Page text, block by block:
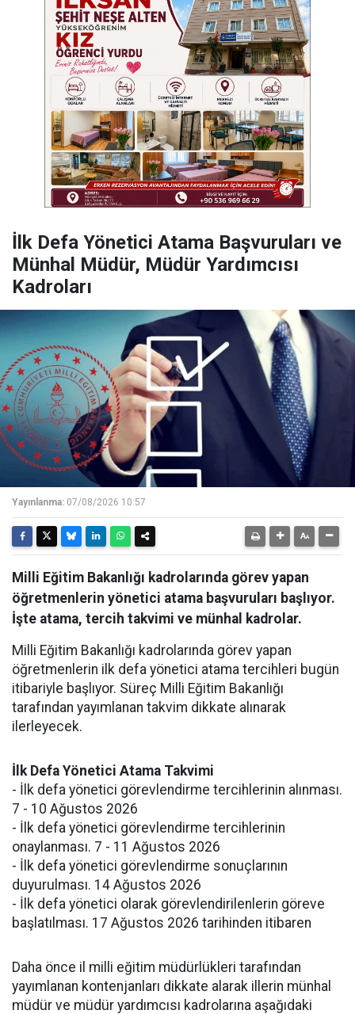
İlk Defa Yönetici Atama Başvuruları ve
Münhal Müdür, Müdür Yardımcısı
Kadroları
Yayınlanma: 07/08/2026 10:57
Milli Eğitim Bakanlığı kadrolarında görev yapan
öğretmenlerin yönetici atama başvuruları başlıyor.
İşte atama, tercih takvimi ve münhal kadrolar.
Milli Eğitim Bakanlığı kadrolarında görev yapan
öğretmenlerin ilk defa yönetici atama tercihleri bugün
itibariyle başlıyor. Süreç Milli Eğitim Bakanlığı
tarafından yayımlanan takvim dikkate alınarak
ilerleyecek.
İlk Defa Yönetici Atama Takvimi
- İlk defa yönetici görevlendirme tercihlerinin alınması.
7 - 10 Ağustos 2026
- İlk defa yönetici görevlendirme tercihlerinin
onaylanması. 7 - 11 Ağustos 2026
- İlk defa yönetici görevlendirme sonuçlarının
duyurulması. 14 Ağustos 2026
- İlk defa yönetici olarak görevlendirilenlerin göreve
başlatılması. 17 Ağustos 2026 tarihinden itibaren
Daha önce il milli eğitim müdürlükleri tarafından
yayımlanan kontenjanları dikkate alarak illerin münhal
müdür ve müdür yardımcısı kadrolarına aşağıdaki